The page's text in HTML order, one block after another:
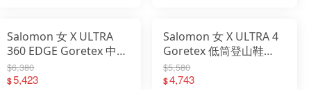
Salomon 女 X ULTRA
360 EDGE Goretex 中筒
登山鞋 黃/棕/粉
L47462700
$6,380
$5,423
Salomon 女 X ULTRA 4
Goretex 低筒登山鞋
GTX 低筒鞋 防水 登山鞋
L47685300
$5,580
$4,743